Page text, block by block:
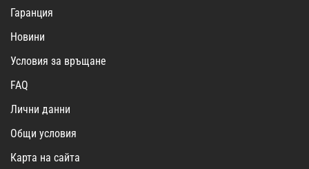
Гаранция
Новини
Условия за връщане
FAQ
Лични данни
Общи условия
Карта на сайта